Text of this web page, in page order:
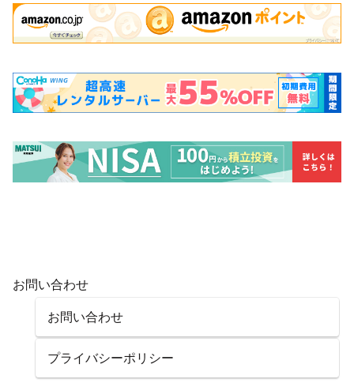
お問い合わせ
お問い合わせ
プライバシーポリシー